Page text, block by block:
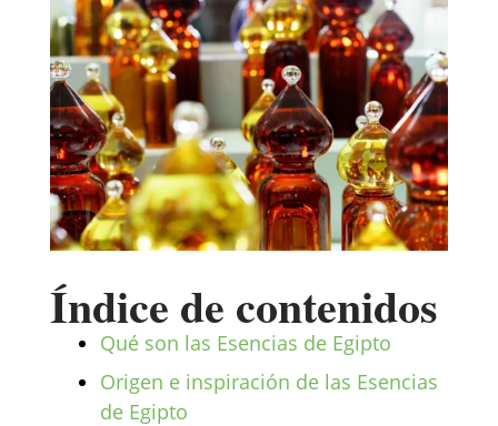
Índice de contenidos
Qué son las Esencias de Egipto
Origen e inspiración de las Esencias
de Egipto